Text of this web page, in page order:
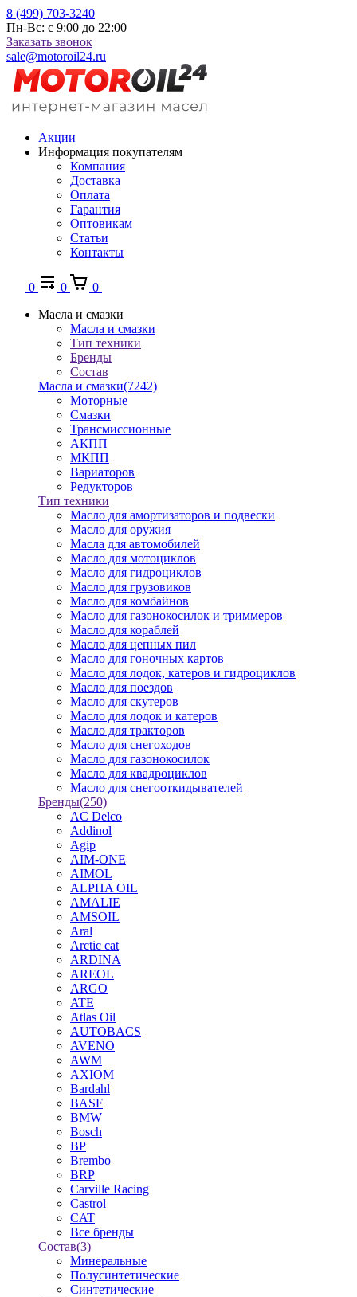
8 (499) 703-3240
Пн-Вс: с 9:00 до 22:00
Заказать звонок
sale@motoroil24.ru
Акции
Информация покупателям
Компания
Доставка
Оплата
Гарантия
Оптовикам
Статьи
Контакты
0 0
0
Масла и смазки
Масла и смазки
Тип техники
Бренды
Состав
Масла и смазки(7242)
Моторные
Смазки
Трансмиссионные
АКПП
МКПП
Вариаторов
Редукторов
Тип техники
Масло для амортизаторов и подвески
Масло для оружия
Масла для автомобилей
Масло для мотоциклов
Масло для гидроциклов
Масло для грузовиков
Масло для комбайнов
Масло для газонокосилок и триммеров
Масло для кораблей
Масло для цепных пил
Масло для гоночных картов
Масло для лодок, катеров и гидроциклов
Масло для поездов
Масло для скутеров
Масло для лодок и катеров
Масло для тракторов
Масло для снегоходов
Масло для газонокосилок
Масло для квадроциклов
Масло для снегооткидывателей
Бренды(250)
AC Delco
Addinol
Agip
AIM-ONE
AIMOL
ALPHA OIL
AMALIE
AMSOIL
Aral
Arctic cat
ARDINA
AREOL
ARGO
ATE
Atlas Oil
AUTOBACS
AVENO
AWM
AXIOM
Bardahl
BASF
BMW
Bosch
BP
Brembo
BRP
Carville Racing
Castrol
CAT
Все бренды
Состав(3)
Минеральные
Полусинтетические
Синтетические